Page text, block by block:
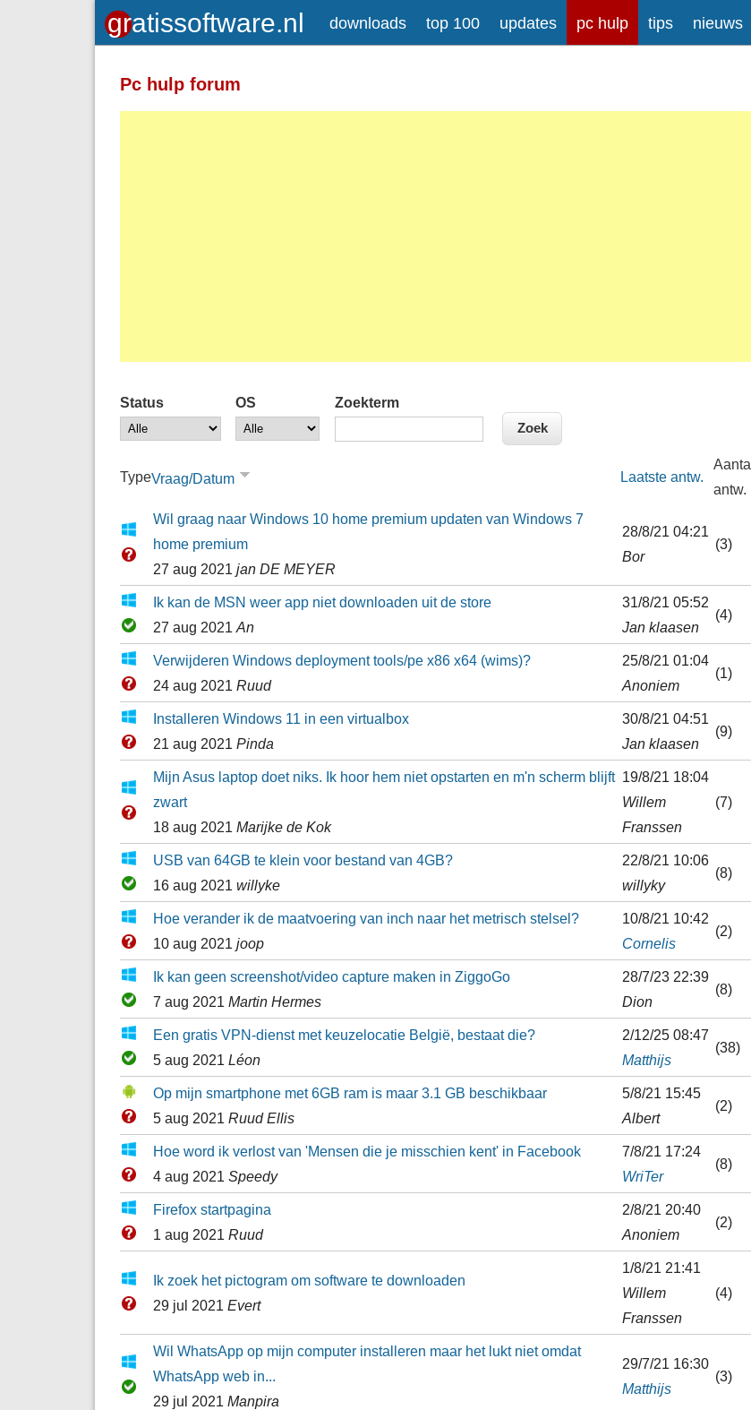
downloads top 100 updates pc hulp tips nieuws
Pc hulp forum
Status OS Zoekterm
TypeVraag/Datum Laatste antw.
Aantal
antw.
Wil graag naar Windows 10 home premium updaten van Windows 7
home premium
27 aug 2021 jan DE MEYER
28/8/21 04:21
Bor
(3)
Ik kan de MSN weer app niet downloaden uit de store
27 aug 2021 An
31/8/21 05:52
Jan klaasen
(4)
Verwijderen Windows deployment tools/pe x86 x64 (wims)?
24 aug 2021 Ruud
25/8/21 01:04
Anoniem
(1)
Installeren Windows 11 in een virtualbox
21 aug 2021 Pinda
30/8/21 04:51
Jan klaasen
(9)
Mijn Asus laptop doet niks. Ik hoor hem niet opstarten en m'n scherm blijft
zwart
18 aug 2021 Marijke de Kok
19/8/21 18:04
Willem
Franssen
(7)
USB van 64GB te klein voor bestand van 4GB?
16 aug 2021 willyke
22/8/21 10:06
willyky
(8)
Hoe verander ik de maatvoering van inch naar het metrisch stelsel?
10 aug 2021 joop
10/8/21 10:42
Cornelis
(2)
Ik kan geen screenshot/video capture maken in ZiggoGo
7 aug 2021 Martin Hermes
28/7/23 22:39
Dion
(8)
Een gratis VPN-dienst met keuzelocatie België, bestaat die?
5 aug 2021 Léon
2/12/25 08:47
Matthijs
(38)
Op mijn smartphone met 6GB ram is maar 3.1 GB beschikbaar
5 aug 2021 Ruud Ellis
5/8/21 15:45
Albert
(2)
Hoe word ik verlost van 'Mensen die je misschien kent' in Facebook
4 aug 2021 Speedy
7/8/21 17:24
WriTer
(8)
Firefox startpagina
1 aug 2021 Ruud
2/8/21 20:40
Anoniem
(2)
Ik zoek het pictogram om software te downloaden
29 jul 2021 Evert
1/8/21 21:41
Willem
Franssen
(4)
Wil WhatsApp op mijn computer installeren maar het lukt niet omdat
WhatsApp web in...
29 jul 2021 Manpira
29/7/21 16:30
Matthijs
(3)